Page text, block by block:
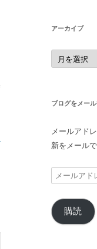
アーカイブ
ア
ー
カ
ブログをメー
メールアド
新をメール
メ
ル
ア
購読